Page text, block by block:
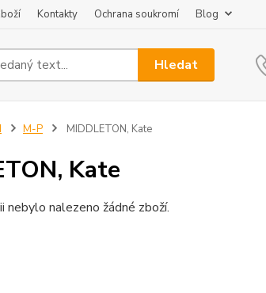
Kontakty Ochrana soukromí Blog
Hledat
M-P MIDDLETON, Kate
Kate
nalezeno žádné zboží.